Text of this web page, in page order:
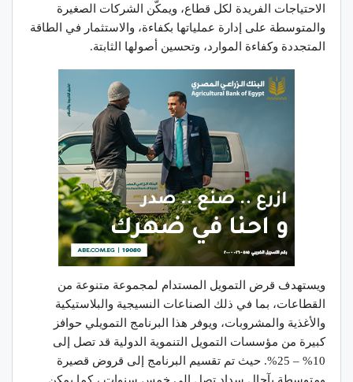
الاحتياجات الفريدة لكل قطاع، ويمكّن الشركات الصغيرة
والمتوسطة على إدارة عملياتها بكفاءة، والاستثمار في الطاقة
المتجددة وكفاءة الموارد، وتحسين أصولها الثابتة.
ويستهدف قرض التمويل المستدام لمجموعة متنوعة من
القطاعات، بما في ذلك الصناعات النسيجية والبلاستيكية
والأغذية والمشروبات، ويوفر هذا البرنامج التمويلي حوافز
كبيرة من مؤسسات التمويل التنموية الدولية قد تصل إلى
10% – 25%. حيث تم تقسيم البرنامج إلى قروض قصيرة
ومتوسطة بآجال سداد تصل إلى خمس سنوات ، كما يمكن